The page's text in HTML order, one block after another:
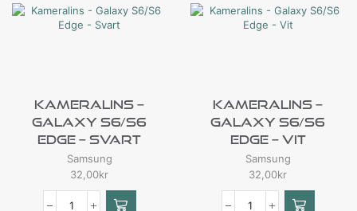
Kameralins –
Galaxy S6/S6
Edge – Svart
Samsung
32,00kr
Kameralins –
Galaxy S6/S6
Edge – Vit
Samsung
32,00kr